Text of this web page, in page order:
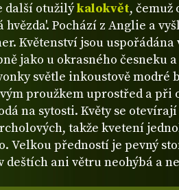
další otužilýkalokvět, čemuž
hvězda'. Pochází z Anglie a
Květenství jsou
jako u okrasného česneku
světle inkoustově modré
proužkem uprostřed a při
na sytosti. Květy se
takže kvetení
Velkou předností je pevný
deštích ani větru neohýbá a